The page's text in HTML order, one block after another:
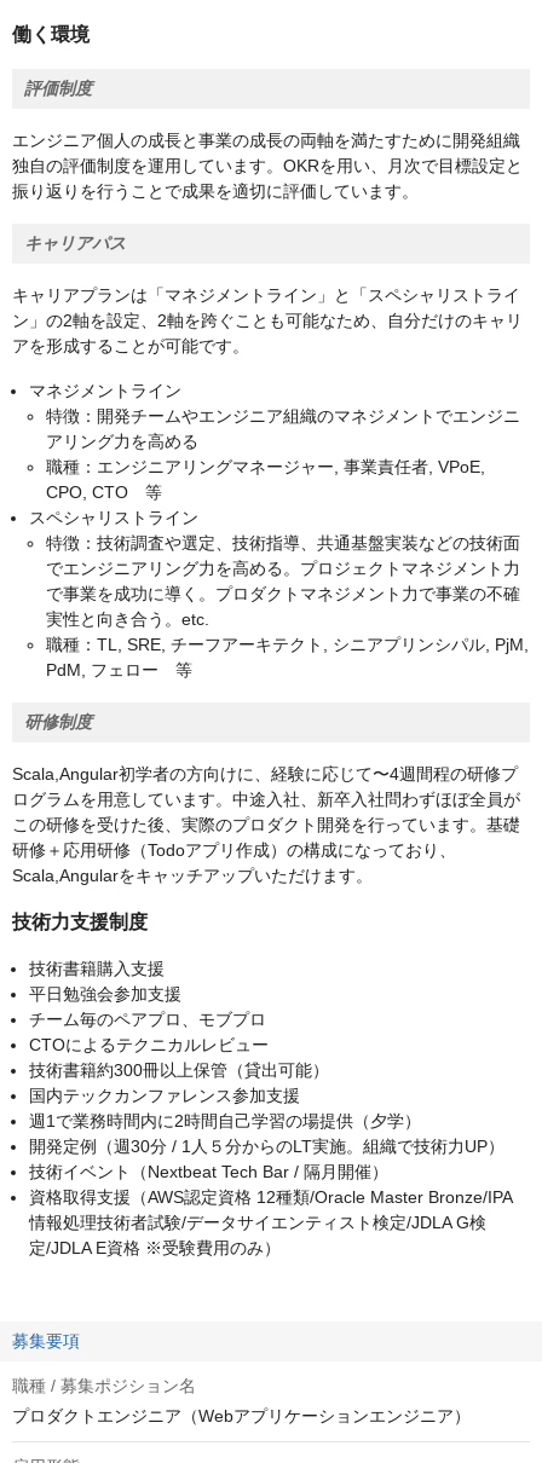
働く環境
評価制度
エンジニア個人の成長と事業の成長の両軸を満たすために開発組織
独自の評価制度を運用しています。OKRを用い、月次で目標設定と
振り返りを行うことで成果を適切に評価しています。
キャリアパス
キャリアプランは「マネジメントライン」と「スペシャリストライ
ン」の2軸を設定、2軸を跨ぐことも可能なため、自分だけのキャリ
アを形成することが可能です。
マネジメントライン
特徴：開発チームやエンジニア組織のマネジメントでエンジニ
アリング力を高める
職種：エンジニアリングマネージャー, 事業責任者, VPoE,
CPO, CTO 等
スペシャリストライン
特徴：技術調査や選定、技術指導、共通基盤実装などの技術面
でエンジニアリング力を高める。プロジェクトマネジメント力
で事業を成功に導く。プロダクトマネジメント力で事業の不確
実性と向き合う。etc.
職種：TL, SRE, チーフアーキテクト, シニアプリンシパル, PjM,
PdM, フェロー 等
研修制度
Scala,Angular初学者の方向けに、経験に応じて〜4週間程の研修プ
ログラムを用意しています。中途入社、新卒入社問わずほぼ全員が
この研修を受けた後、実際のプロダクト開発を行っています。基礎
研修＋応用研修（Todoアプリ作成）の構成になっており、
Scala,Angularをキャッチアップいただけます。
技術力支援制度
技術書籍購入支援
平日勉強会参加支援
チーム毎のペアプロ、モブプロ
CTOによるテクニカルレビュー
技術書籍約300冊以上保管（貸出可能）
国内テックカンファレンス参加支援
週1で業務時間内に2時間自己学習の場提供（夕学）
開発定例（週30分 / 1人５分からのLT実施。組織で技術力UP）
技術イベント（Nextbeat Tech Bar / 隔月開催）
資格取得支援（AWS認定資格 12種類/Oracle Master Bronze/IPA
情報処理技術者試験/データサイエンティスト検定/JDLA G検
定/JDLA E資格 ※受験費用のみ）
募集要項
職種 / 募集ポジション名
プロダクトエンジニア（Webアプリケーションエンジニア）